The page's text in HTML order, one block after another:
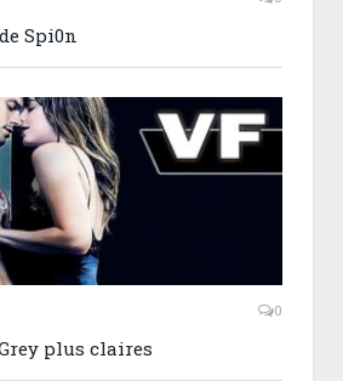
Spi0n
0
plus claires